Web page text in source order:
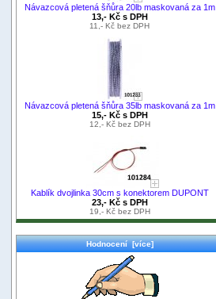
Návazcová pletená šňůra 20lb maskovaná za 1m
13,- Kč s DPH
11,- Kč bez DPH
Návazcová pletená šňůra 35lb maskovaná za 1m
15,- Kč s DPH
12,- Kč bez DPH
Kablík dvojlinka 30cm s konektorem DUPONT
23,- Kč s DPH
19,- Kč bez DPH
Hodnocení [více]